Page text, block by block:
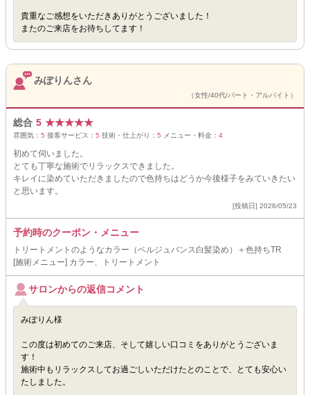
貴重なご感想をいただきありがとうございました！
またのご来店をお待ちしてます！
みぽりんさん
（女性/40代/パート・アルバイト）
総合 5 ★★★★★
雰囲気： 5 接客サービス： 5 技術・仕上がり： 5 メニュー・料金： 4
初めて伺いました。
とても丁寧な施術でリラックスできました。
キレイに染めていただきましたので色持ちはどうか今後様子をみていきたい
と思います。
[投稿日] 2026/05/23
予約時のクーポン・メニュー
トリートメントのようなカラー（ベルジュバンス白髪染め）＋色持ちTR
[施術メニュー] カラー、トリートメント
サロンからの返信コメント
みぽりん様
この度は初めてのご来店、そして嬉しい口コミをありがとうございま
す！
施術中もリラックスしてお過ごしいただけたとのことで、とても安心い
たしました。